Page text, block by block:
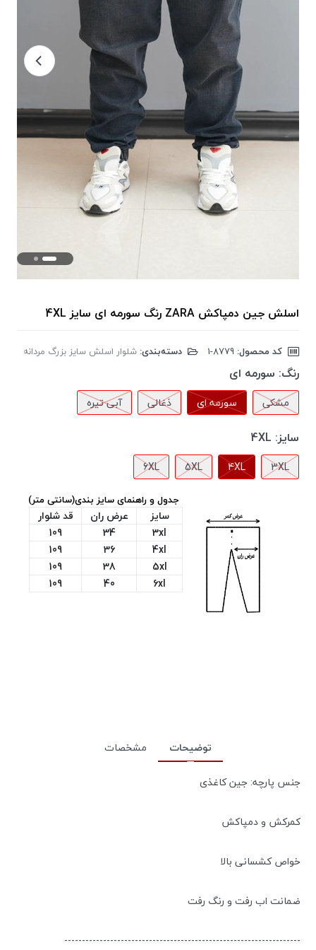
اسلش جین دمپاکش ZARA رنگ سورمه ای سایز 4XL
کد محصول: دسته‌بندی: شلوار اسلش سایز بزرگ مردانه
رنگ: سورمه ای
مشکی سورمه ای ذغالی آبی تیره
سایز: 4XL
3XL
4XL
5XL
6XL
جدول و راهنمای سایز بندی(سانتی متر)
سایز عرض ران
قد شلوار
3xl
34
109
4xl
36
109
5xl
38
109
6xl
40
109
توضیحات
مشخصات
جنس پارچه: جین کاغذی
کمرکش و دمپاکش
خواص کشسانی بالا
ضمانت اب رفت و رنگ رفت
-------------------------------------------------------------------